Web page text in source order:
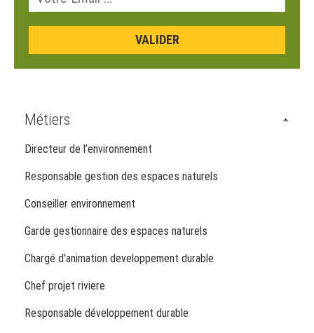
Métiers
Directeur de l’environnement
Responsable gestion des espaces naturels
Conseiller environnement
Garde gestionnaire des espaces naturels
Chargé d'animation developpement durable
Chef projet riviere
Responsable développement durable